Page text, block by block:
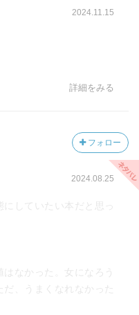
もしろがってよく笑っ
道のまんなかに立ちど
ぶ時間を食いつぶして
がら、彼女はさらにこ
い仕事よ。だってなに
べるのを聞いてるだけ
んか、お客がくるたび
の勉強ができるわよ、
ーゼ著
2024.11.15
詳細をみる
フォロー
2024.08.25
していたい本だと思っ
なかった。女になろう
、うまくなれなかった